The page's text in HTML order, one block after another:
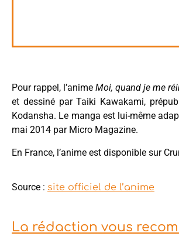
Pour rappel, l’animeMoi, quand je me
et dessiné par Taiki Kawakami,
Kodansha. Le manga est lui-même
mai 2014 par Micro Magazine.
En France, l’anime est disponible sur
Source : site officiel de l’anime
La rédaction vous